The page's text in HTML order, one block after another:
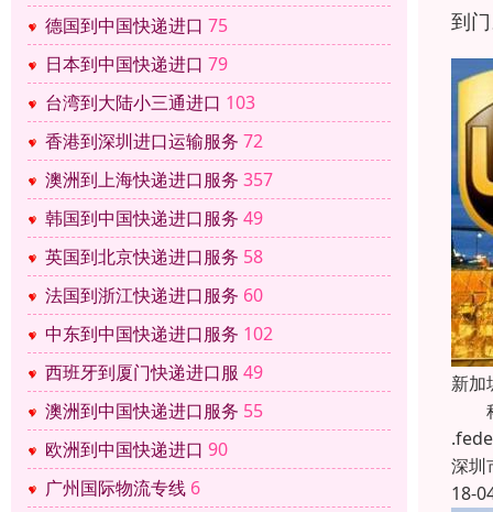
德国到中国快递进口 75
日本到中国快递进口 79
台湾到大陆小三通进口 103
香港到深圳进口运输服务 72
澳洲到上海快递进口服务 357
韩国到中国快递进口服务 49
英国到北京快递进口服务 58
法国到浙江快递进口服务 60
中东到中国快递进口服务 102
西班牙到厦门快递进口服 49
澳洲到中国快递进口服务 55
欧洲到中国快递进口 90
广州国际物流专线 6
到
新加
科
深圳
18-